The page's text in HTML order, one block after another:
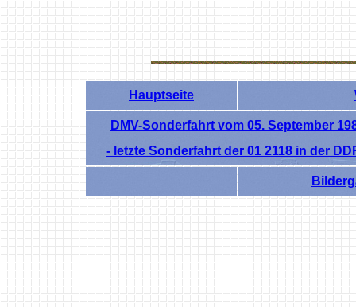
Hauptseite
DMV-Sonderfahrt vom 05. September
- letzte Sonderfahrt der 01 2118 in der